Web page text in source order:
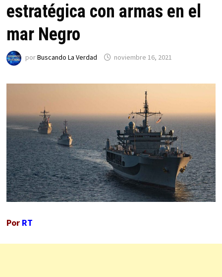
estratégica con armas en el
mar Negro
porBuscando La Verdad noviembre 16, 2021
Por RT